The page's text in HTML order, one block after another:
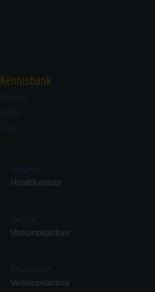
Kennisbank
Gevel
Infra
Tuin
Veghel
Hoofdkantoor
België
Verkoopkantoor
Duitsland
Verkoopkantoor